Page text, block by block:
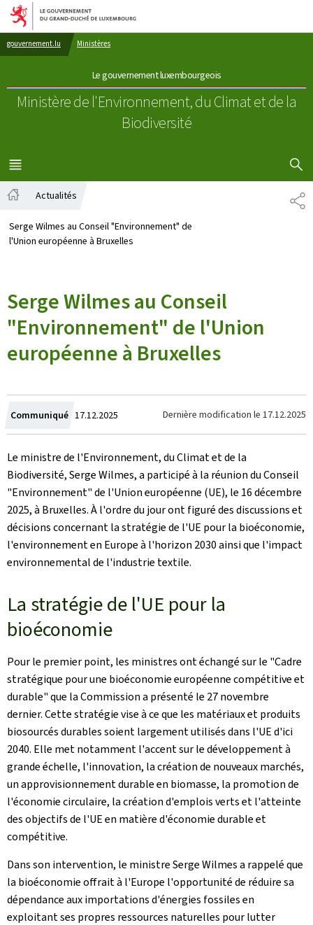
Aller au menu principal
Aller au contenu
gouvernement.lu Ministères
Le gouvernement luxembourgeois
Ministère de l'Environnement, du Climatet de la
Biodiversité
MENU
PRINCIPAL
Actualités
Serge Wilmes au Conseil "Environnement" de
l'Union européenne à Bruxelles
Serge Wilmes au Conseil
"Environnement" de l'Union
européenne à Bruxelles
Communiqué Crée
le
17.12.2025 Dernière modification le 17.12.2025
Le ministre de l'Environnement, du Climat et de la
Biodiversité, Serge Wilmes, a participé à la réunion du Conseil
"Environnement" de l'Union européenne (UE), le 16 décembre
2025, à Bruxelles. À l'ordre du jour ont figuré des discussions et
décisions concernant la stratégie de l'UE pour la bioéconomie,
l'environnement en Europe à l'horizon 2030 ainsi que l'impact
environnemental de l'industrie textile.
La stratégie de l'UE pour la
bioéconomie
Pour le premier point, les ministres ont échangé sur le "Cadre
stratégique pour une bioéconomie européenne compétitive et
durable" que la Commission a présenté le 27 novembre
dernier. Cette stratégie vise à ce que les matériaux et produits
biosourcés durables soient largement utilisés dans l'UE d'ici
2040. Elle met notamment l'accent sur le développement à
grande échelle, l'innovation, la création de nouveaux marchés,
un approvisionnement durable en biomasse, la promotion de
l'économie circulaire, la création d'emplois verts et l'atteinte
des objectifs de l'UE en matière d'économie durable et
compétitive.
Dans son intervention, le ministre Serge Wilmes a rappelé que
la bioéconomie offrait à l'Europe l'opportunité de réduire sa
dépendance aux importations d'énergies fossiles en
exploitant ses propres ressources naturelles pour lutter